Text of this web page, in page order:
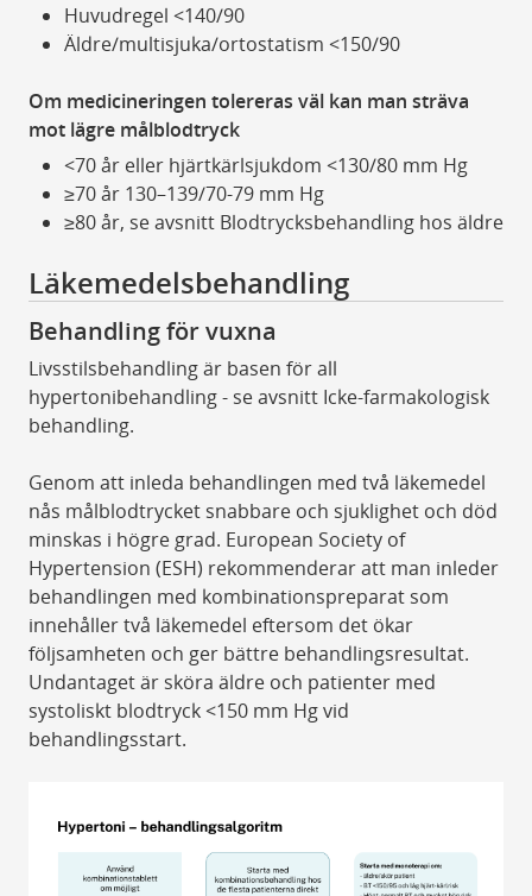
Huvudregel <140/90
Äldre/multisjuka/ortostatism <150/90
Om medicineringen tolereras väl kan man sträva
mot lägre målblodtryck
<70 år eller hjärtkärlsjukdom <130/80 mm Hg
≥70 år 130–139/70-79 mm Hg
≥80 år, se avsnitt Blodtrycksbehandling hos äldre
Läkemedelsbehandling
Behandling för vuxna
Livsstilsbehandling är basen för all
hypertonibehandling - se avsnitt Icke-farmakologisk
behandling.
Genom att inleda behandlingen med två läkemedel
nås målblodtrycket snabbare och sjuklighet och död
minskas i högre grad. European Society of
Hypertension (ESH) rekommenderar att man inleder
behandlingen med kombinationspreparat som
innehåller två läkemedel eftersom det ökar
följsamheten och ger bättre behandlingsresultat.
Undantaget är sköra äldre och patienter med
systoliskt blodtryck <150 mm Hg vid
behandlingsstart.